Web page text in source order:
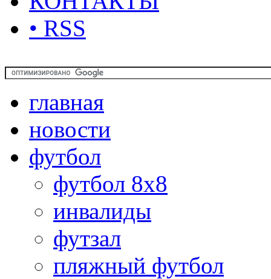
• RSS
главная
новости
футбол
футбол 8х8
инвалиды
футзал
пляжный футбол